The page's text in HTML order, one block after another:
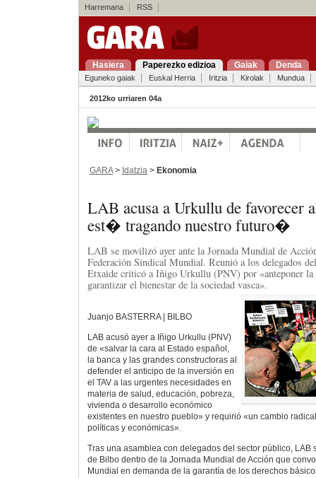
Harremana RSS
Hasiera Paperezko edizioa Gaiak Denda
Eguneko gaiak Euskal Herria Iritzia Kirolak Mundua
2012ko urriaren 04a
GARA> Idatzia > Ekonomia
LAB acusa a Urkullu de favorecer
est� tragando nuestro futuro�
LAB se movilizó ayer ante la Jornada Mundial de
Federación Sindical Mundial. Reunió a los delegados
Etxaide criticó a Iñigo Urkullu (PNV) por «anteponer la
garantizar el bienestar de la sociedad vasca».
Juanjo BASTERRA | BILBO
LAB acusó ayer a Iñigo Urkullu (PNV)
de «salvar la cara al Estado español,
la banca y las grandes constructoras al
defender el anticipo de la inversión en
el TAV a las urgentes necesidades en
materia de salud, educación, pobreza,
vivienda o desarrollo económico
existentes en nuestro pueblo» y requirió «un cambio
políticas y económicas».
Tras una asamblea con delegados del sector público, LAB
de Bilbo dentro de la Jornada Mundial de Acción que
Mundial en demanda de la garantía de los derechos